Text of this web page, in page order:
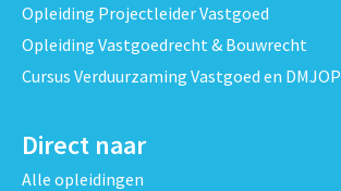
Opleiding Projectleider Vastgoed
Opleiding Vastgoedrecht & Bouwrecht
Cursus Verduurzaming Vastgoed en DMJOP
Direct naar
Alle opleidingen